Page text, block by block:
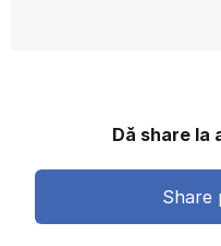
Dă share la
Share